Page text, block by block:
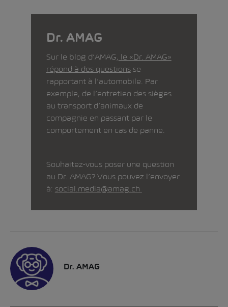
Dr. AMAG
Sur le blog d’AMAG, le «Dr. AMAG»
répond à des questionsse
rapportant à l’automobile. Par
exemple, de l’entretien des sièges
au transport d’animaux de
compagnie en passant par le
comportement en cas de panne.
Souhaitez-vous poser une question
au Dr. AMAG? Vous pouvez l’envoyer
à: social.media@amag.ch
Dr. AMAG